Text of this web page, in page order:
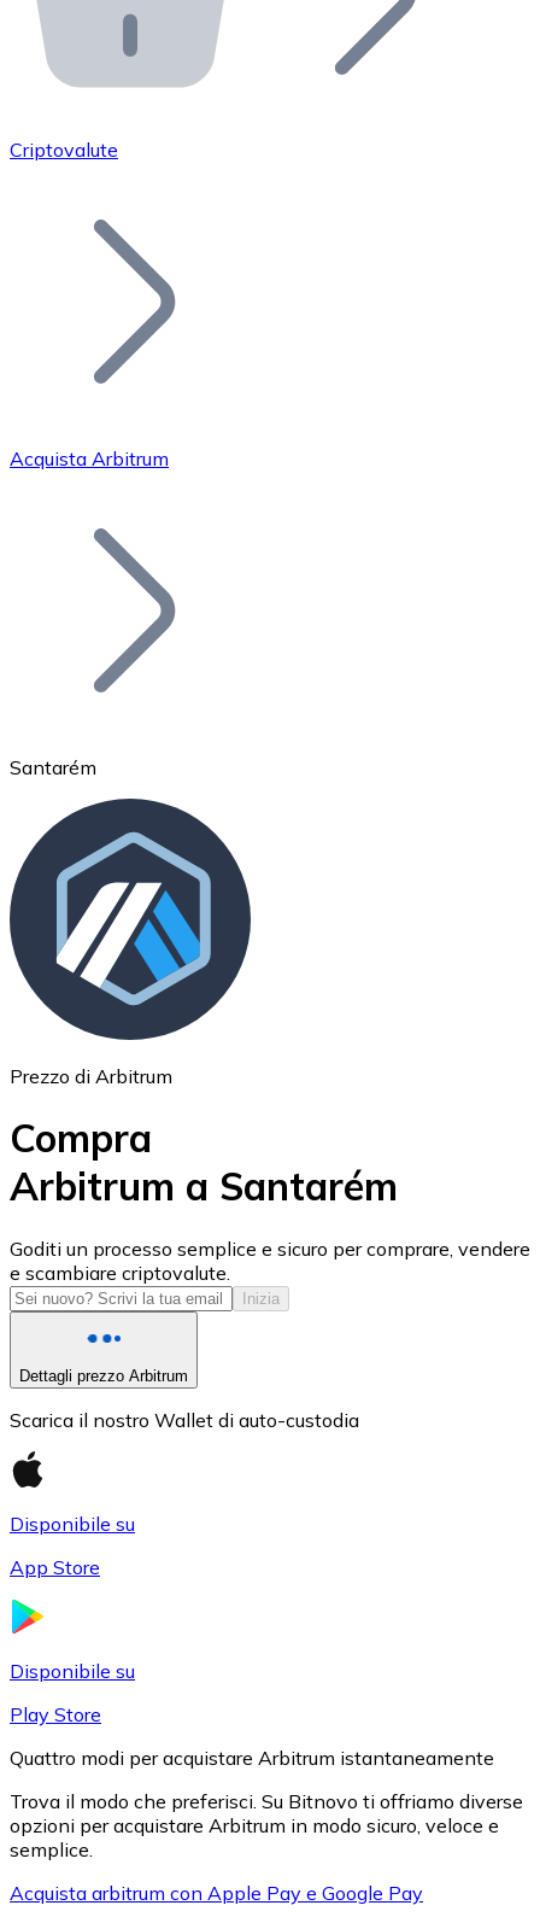
API Bitnovo
Integra la nostra API nel tuo ecosistema.
Unisciti alla nostra rete di rivenditori e
Aggiungi il token del tuo progetto al nostro servizio di
Bitcoin
Ethereum
ETH
USD Coin
USDC
Criptovalute
Acquista Arbitrum
Santarém
Prezzo di Arbitrum
Compra
Arbitrum a Santarém
Goditi un processo semplice e sicuro per comprare, vendere
e scambiare criptovalute.
Inizia
Dettagli prezzo Arbitrum
Scarica il nostro Wallet di auto-custodia
Disponibile su
App Store
Disponibile su
Play Store
Quattro modi per acquistare Arbitrum istantaneamente
Trova il modo che preferisci. Su Bitnovo ti offriamo diverse
opzioni per acquistare Arbitrum in modo sicuro, veloce e
semplice.
Acquista arbitrum con Apple Pay e Google Pay